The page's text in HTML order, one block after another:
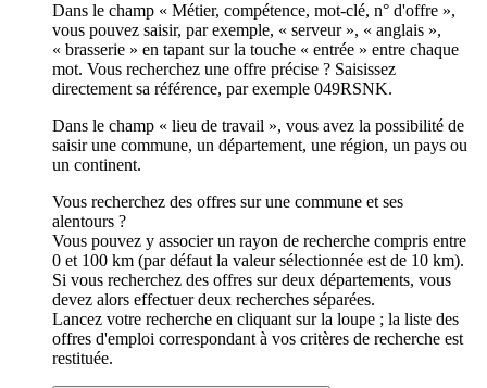
Dans le champ « Métier, compétence, mot-clé, n° d'offre »,
vous pouvez saisir, par exemple, « serveur », « anglais »,
« brasserie » en tapant sur la touche « entrée » entre chaque
mot. Vous recherchez une offre précise ? Saisissez
directement sa référence, par exemple 049RSNK.
Dans le champ « lieu de travail », vous avez la possibilité de
saisir une commune, un département, une région, un pays ou
un continent.
Vous recherchez des offres sur une commune et ses
alentours ?
Vous pouvez y associer un rayon de recherche compris entre
0 et 100 km (par défaut la valeur sélectionnée est de 10 km).
Si vous recherchez des offres sur deux départements, vous
devez alors effectuer deux recherches séparées.
Lancez votre recherche en cliquant sur la loupe ; la liste des
offres d'emploi correspondant à vos critères de recherche est
restituée.